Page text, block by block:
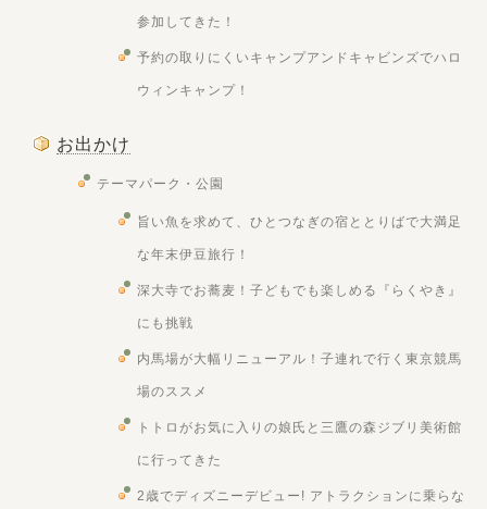
参加してきた！
予約の取りにくいキャンプアンドキャビンズでハロ
ウィンキャンプ！
お出かけ
テーマパーク・公園
旨い魚を求めて、ひとつなぎの宿ととりばで大満足
な年末伊豆旅行！
深大寺でお蕎麦！子どもでも楽しめる『らくやき』
にも挑戦
内馬場が大幅リニューアル！子連れで行く東京競馬
場のススメ
トトロがお気に入りの娘氏と三鷹の森ジブリ美術館
に行ってきた
2歳でディズニーデビュー! アトラクションに乗らな